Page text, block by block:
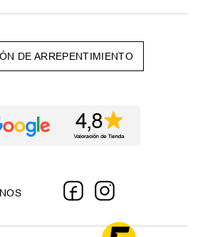
DE ARREPENTIMIENTO